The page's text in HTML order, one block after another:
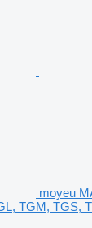
moyeu
TGM, TGS,